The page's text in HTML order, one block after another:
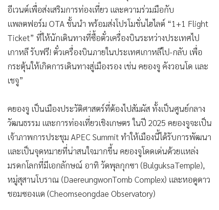
อีเวนต์เพื่อส่งเสริมการท่องเที่ยว และความร่วมมือกับ
แพลตฟอร์ม OTA ชั้นนำ พร้อมส่งโปรโมชั่นไฮไลต์ “1+1 Flight
Ticket” ที่ให้นักเดินทางที่ซื้อตั๋วเครื่องบินระหว่างประเทศไป
เกาหลี รับฟรี! ตั๋วเครื่องบินภายในประเทศเกาหลีไป-กลับ เพื่อ
กระตุ้นให้เกิดการเดินทางสู่เมืองรอง เช่น คยองจู คังวอนโด และ
เชจู”
คยองจู เป็นเมืองประวัติศาสตร์ที่ต้องไปสัมผัส ทั้งเป็นศูนย์กลาง
วัฒนธรรม และการท่องเที่ยวเชิงเกษตร ในปี 2025 คยองจูจะเป็น
เจ้าภาพการประชุม APEC Summit ทำให้เมืองนี้ได้รับการพัฒนา
และเป็นจุดหมายที่น่าสนใจมากขึ้น คยองจูโดดเด่นด้วยแหล่ง
มรดกโลกที่มีเอกลักษณ์ อาทิ วัดพุลกุกซา (BulguksaTemple),
หมู่สุสานโบราณ (DaereungwonTomb Complex) และหอดูดาว
ชอมซองแด (Cheomseongdae Observatory)